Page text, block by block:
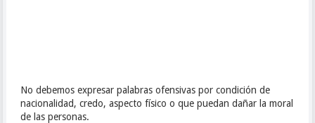
No debemos expresar palabras ofensivas por condición de
nacionalidad, credo, aspecto físico o que puedan dañar la moral
de las personas.